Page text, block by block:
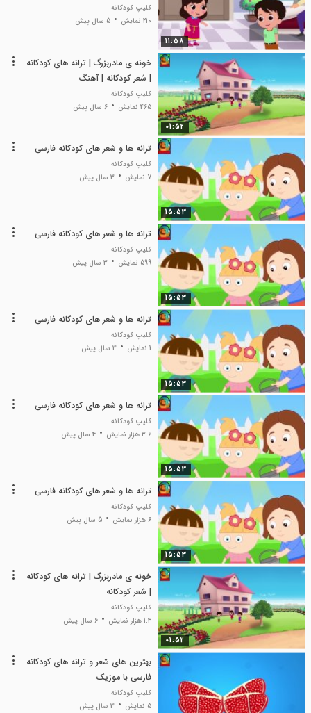
11:58
کارتونی
کلیپ کودکانه
210 نمایش
5 سال پیش
01:52
خونه ی مادربزرگ | ترانه های کودکانه
| شعر کودکانه | آهنگ
کلیپ کودکانه
465 نمایش
6 سال پیش
15:53
ترانه ها و شعر های کودکانه فارسی
کلیپ کودکانه
7 نمایش
3 سال پیش
15:53
ترانه ها و شعر های کودکانه فارسی
کلیپ کودکانه
599 نمایش
3 سال پیش
15:53
ترانه ها و شعر های کودکانه فارسی
کلیپ کودکانه
1 نمایش
3 سال پیش
15:53
ترانه ها و شعر های کودکانه فارسی
کلیپ کودکانه
3.6 هزار نمایش
4 سال پیش
15:53
ترانه ها و شعر های کودکانه فارسی
کلیپ کودکانه
6 هزار نمایش
5 سال پیش
01:52
خونه ی مادربزرگ | ترانه های کودکانه
| شعر کودکانه
کلیپ کودکانه
1.4 هزار نمایش
6 سال پیش
بهترین های شعر و ترانه های کودکانه
فارسی با موزیک
کلیپ کودکانه
5 نمایش
3 سال پیش